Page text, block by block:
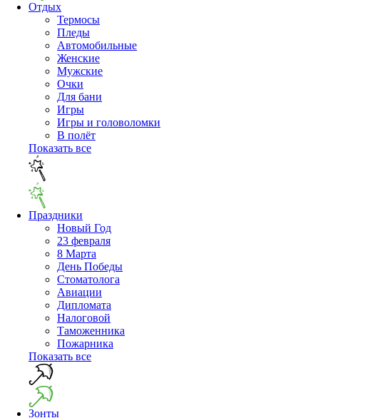
Отдых
Термосы
Пледы
Автомобильные
Женские
Мужские
Очки
Для бани
Игры
Игры и головоломки
В полёт
Показать все
Праздники
Новый Год
23 февраля
8 Марта
День Победы
Cтоматолога
Авиации
Дипломата
Налоговой
Таможенника
Пожарника
Показать все
Зонты